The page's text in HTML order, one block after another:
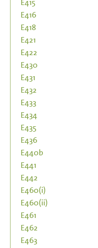
E415
E416
E418
E421
E422
E430
E431
E432
E433
E434
E435
E436
E440b
E441
E442
E460(i)
E460(ii)
E461
E462
E463